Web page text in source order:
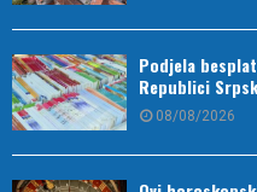
Podjela
Republici
08/08/2026